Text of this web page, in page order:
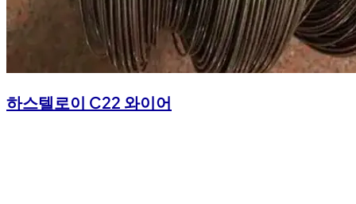
하스텔로이 C22 와이어